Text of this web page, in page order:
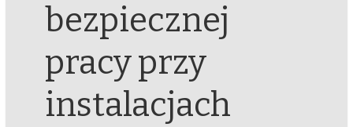
bezpiecznej
pracy przy
instalacjach